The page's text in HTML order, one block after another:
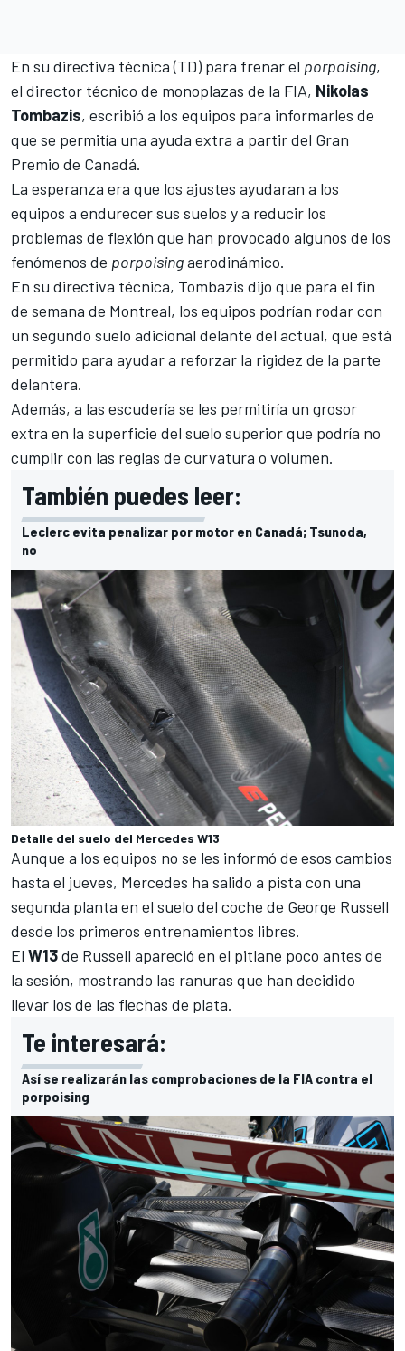
En su directiva técnica (TD) para frenar el porpoising,
el director técnico de monoplazas de la FIA, Nikolas
Tombazis, escribió a los equipos para informarles de
que se permitía una ayuda extra a partir del Gran
Premio de Canadá.
La esperanza era que los ajustes ayudaran a los
equipos a endurecer sus suelos y a reducir los
problemas de flexión que han provocado algunos de los
fenómenos de porpoisingaerodinámico.
En su directiva técnica, Tombazis dijo que para el fin
de semana de Montreal, los equipos podrían rodar con
un segundo suelo adicional delante del actual, que está
permitido para ayudar a reforzar la rigidez de la parte
delantera.
Además, a las escudería se les permitiría un grosor
extra en la superficie del suelo superior que podría no
cumplir con las reglas de curvatura o volumen.
También puedes leer:
Leclerc evita penalizar por motor en Canadá; Tsunoda,
no
Detalle del suelo del Mercedes W13
Aunque a los equipos no se les informó de esos cambios
hasta el jueves, Mercedes ha salido a pista con una
segunda planta en el suelo del coche de George Russell
desde los primeros entrenamientos libres.
El W13de Russell apareció en el pitlane poco antes de
la sesión, mostrando las ranuras que han decidido
llevar los de las flechas de plata.
Te interesará:
Así se realizarán las comprobaciones de la FIA contra el
porpoising